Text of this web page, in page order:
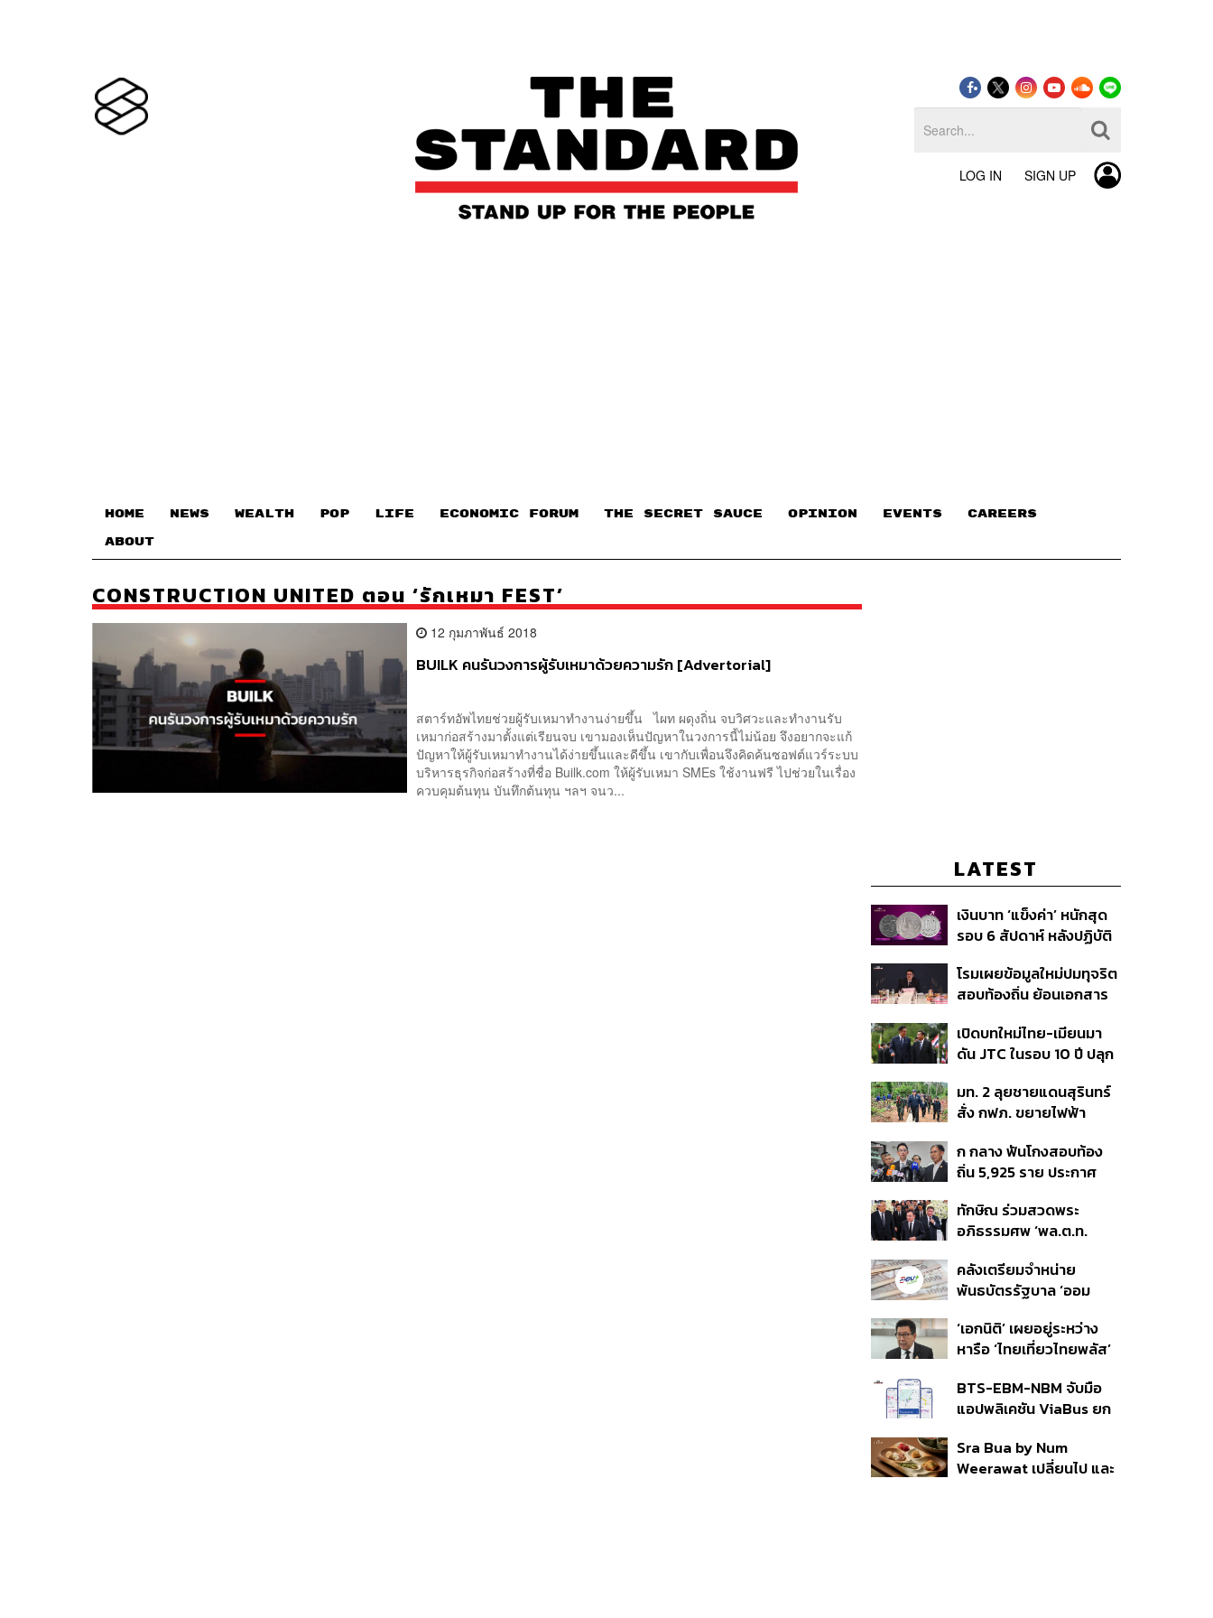
LOG IN SIGN UP
HOME NEWS WEALTH POP LIFE ECONOMIC FORUM THE SECRET SAUCE​ OPINION EVENTS CAREERS
ABOUT
CONSTRUCTION UNITED ตอน ‘รักเหมา FEST’
12 กุมภาพันธ์ 2018
BUILK คนรันวงการผู้รับเหมาด้วยความรัก [Advertorial]
สตาร์ทอัพไทยช่วยผู้รับเหมาทำงานง่ายขึ้น ไผท ผดุงถิ่น จบวิศวะและทำงานรับ
เหมาก่อสร้างมาตั้งแต่เรียนจบ เขามองเห็นปัญหาในวงการนี้ไม่น้อย จึงอยากจะแก้
ปัญหาให้ผู้รับเหมาทำงานได้ง่ายขึ้นและดีขึ้น เขากับเพื่อนจึงคิดค้นซอฟต์แวร์ระบบ
บริหารธุรกิจก่อสร้างที่ชื่อ Builk.com ให้ผู้รับเหมา SMEs ใช้งานฟรี ไปช่วยในเรื่อง
ควบคุมต้นทุน บันทึกต้นทุน ฯลฯ จนว...
LATEST
เงินบาท ‘แข็งค่า’ หนักสุด
รอบ 6 สัปดาห์ หลังปฏิบัติ
สหรัฐฯ-ญี่ปุ่น Standard
Chartered เปิดเป้าสิ้นปีนี้
ต่อดอลลาร์
โรมเผยข้อมูลใหม่ปมทุจริต
สอบท้องถิ่น ย้อนเอกสาร
อนุทิน จ่อสอบต่อเอี่ยว
ตัดตอน ม.บูรพา หรือไม่
เปิดบทใหม่ไทย-เมียนมา
ดัน JTC ในรอบ 10 ปี ปลุก
ชายแดน ท่าเรือน้ำลึก
ทวาย
มท. 2 ลุยชายแดนสุรินทร์
สั่ง กฟภ. ขยายไฟฟ้า
350’ เสริมความมั่นคง
ชายแดน
ก กลาง ฟันโกงสอบท้อง
ถิ่น 5,925 ราย ประกาศ
ราย รอ ป.ป.ช. ขีดเส้นแล้ว
เสร็จ 31 ส.ค.
ทักษิณ ร่วมสวดพระ
อภิธรรมศพ ‘พล.ต.ท.
สิน’ สิริอายุ 103 ปี แกนนำ
เพื่อไทย-บุคคลหลาก
คลังเตรียมจำหน่าย
พันธบัตรรัฐบาล ‘ออม
ก.ย.นี้ อาจเพิ่มสัดส่วนการ
ขายแบบ Small Lot First
‘เอกนิติ’ เผยอยู่ระหว่าง
หารือ ‘ไทยเที่ยวไทยพลัส’
แสนล้าน มั่นใจงบต่อ ‘ไทย
ช่วยไทย พลัส’ เฟส 2 มี
BTS-EBM-NBM จับมือ
แอปพลิเคชัน ViaBus ยก
รถไฟฟ้า 3 สายแบบเรียล
ไทม์
Sra Bua by Num
Weerawat เปลี่ยนไป และ